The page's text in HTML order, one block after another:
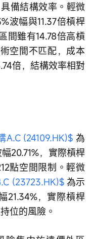
備結構效率。輕微
波幅與11.37倍槓桿
間雖有14.78倍高槓
空間不匹配，成本
倍，結構效率相對
A.C (24109.HK)$ 為
20.71%，實際槓桿
點空間限制。輕微
(23723.HK)$ 為示
21.34%，實際槓桿
位的風險。